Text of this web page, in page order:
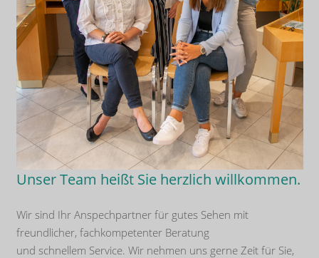
Unser Team heißt Sie herzlich willkommen.
Wir sind Ihr Anspechpartner für gutes Sehen mit
freundlicher, fachkompetenter Beratung
und schnellem Service. Wir nehmen uns gerne Zeit für Sie,